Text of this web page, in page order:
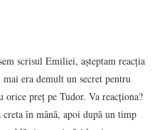
scrisul Emiliei, aşteptam reacţia
era demult un secret pentru
preţ pe Tudor. Va reacţiona?
în mână, apoi după un timp